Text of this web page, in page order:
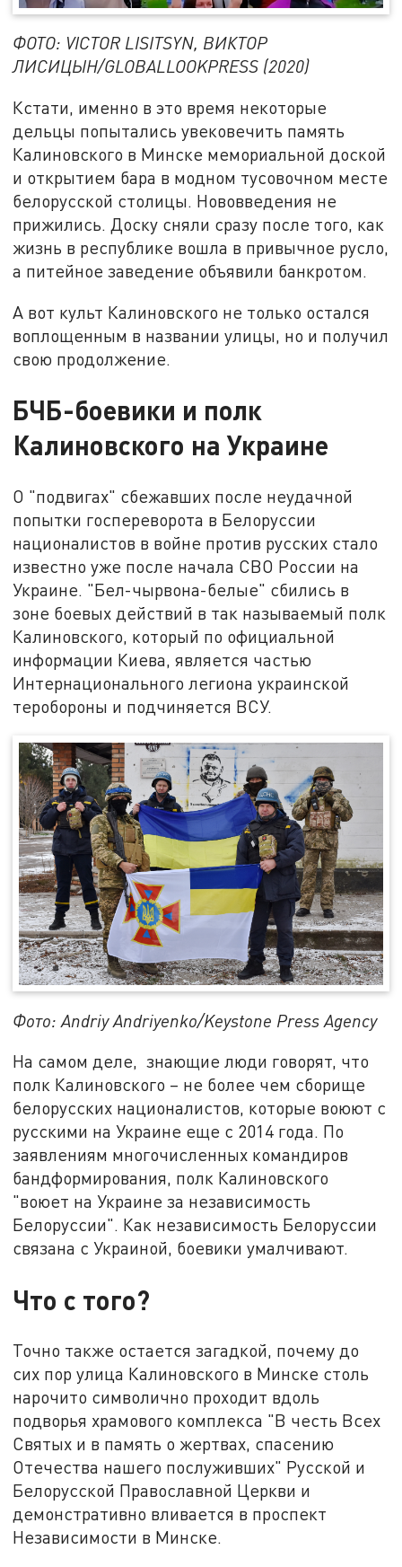
ФОТО: VICTOR LISITSYN, ВИКТОР
ЛИСИЦЫН/GLOBALLOOKPRESS (2020)
Кстати, именно в это время некоторые
дельцы попытались увековечить память
Калиновского в Минске мемориальной доской
и открытием бара в модном тусовочном месте
белорусской столицы. Нововведения не
прижились. Доску сняли сразу после того, как
жизнь в республике вошла в привычное русло,
а питейное заведение объявили банкротом.
А вот культ Калиновского не только остался
воплощенным в названии улицы, но и получил
свою продолжение.
БЧБ-боевики и полк
Калиновского на Украине
О "подвигах" сбежавших после неудачной
попытки госпереворота в Белоруссии
националистов в войне против русских стало
известно уже после начала СВО России на
Украине. "Бел-чырвона-белые" сбились в
зоне боевых действий в так называемый полк
Калиновского, который по официальной
информации Киева, является частью
Интернационального легиона украинской
теробороны и подчиняется ВСУ.
Фото: Andriy Andriyenko/Keystone Press Agency
На самом деле, знающие люди говорят, что
полк Калиновского – не более чем сборище
белорусских националистов, которые воюют с
русскими на Украине еще с 2014 года. По
заявлениям многочисленных командиров
бандформирования, полк Калиновского
"воюет на Украине за независимость
Белоруссии". Как независимость Белоруссии
связана с Украиной, боевики умалчивают.
Что с того?
Точно также остается загадкой, почему до
сих пор улица Калиновского в Минске столь
нарочито символично проходит вдоль
подворья храмового комплекса "В честь Всех
Святых и в память о жертвах, спасению
Отечества нашего послуживших" Русской и
Белорусской Православной Церкви и
демонстративно вливается в проспект
Независимости в Минске.